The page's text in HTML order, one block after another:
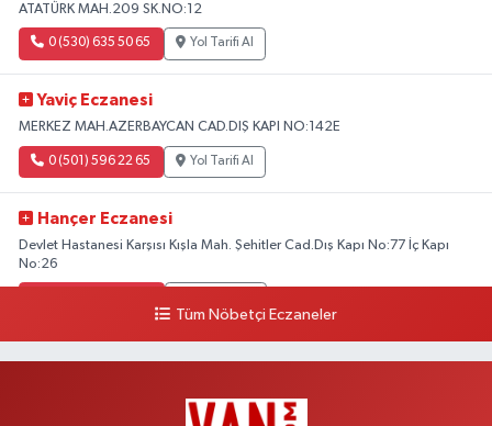
ATATÜRK MAH.209 SK.NO:12
0 (530) 635 50 65 Yol Tarifi Al
Yaviç Eczanesi
MERKEZ MAH.AZERBAYCAN CAD.DIŞ KAPI NO:142E
0 (501) 596 22 65 Yol Tarifi Al
Hançer Eczanesi
Devlet Hastanesi Karşısı Kışla Mah. Şehitler Cad.Dış Kapı No:77 İç Kapı
No:26
Yol Tarifi Al
Tüm Nöbetçi Eczaneler